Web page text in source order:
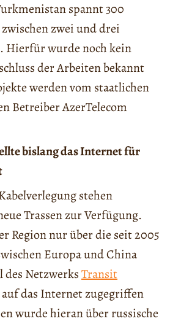
spannt 300
zwei und drei
Hierfür wurde noch kein
der Arbeiten bekannt
werden vom staatlichen
Betreiber AzerTelecom
bislang das Internet für
stehen
Trassen zur Verfügung.
Region nur über die seit 2005
Europa und China
des NetzwerksTransit
auf das Internet zugegriffen
wurde hieran über russische